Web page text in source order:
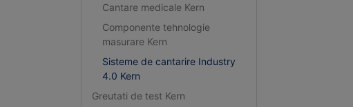
Cantare medicale Kern
Componente tehnologie
masurare Kern
Sisteme de cantarire Industry
4.0 Kern
Greutati de test Kern